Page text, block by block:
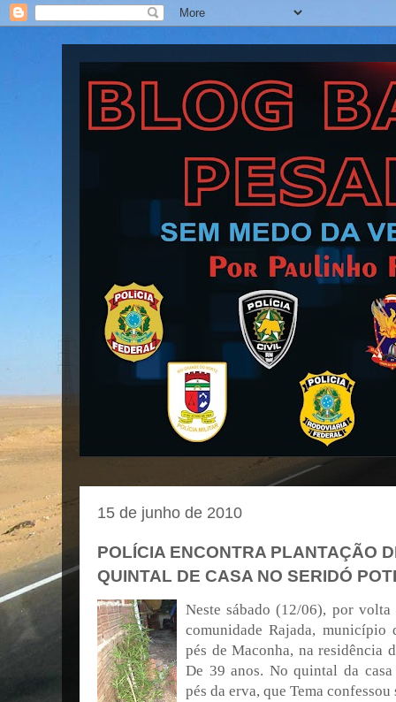
Blog Barra Pesada
15 de junho de 2010
POLÍCIA ENCONTRA PLANTAÇÃO
QUINTAL DE CASA NO SERIDÓ
Neste sábado (12/06), por
comunidade Rajada, município
pés de Maconha, na residência
De 39 anos. No quintal da
pés da erva, que Tema confessou